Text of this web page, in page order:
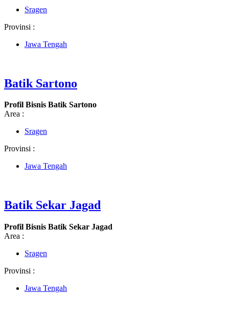
Sragen
Provinsi :
Jawa Tengah
Batik Sartono
Profil Bisnis Batik Sartono
Area :
Sragen
Provinsi :
Jawa Tengah
Batik Sekar Jagad
Profil Bisnis Batik Sekar Jagad
Area :
Sragen
Provinsi :
Jawa Tengah